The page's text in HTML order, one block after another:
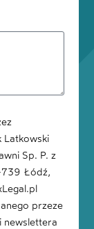
Latkowski
Sp. P. z
739 Łódź,
przeze
newslettera